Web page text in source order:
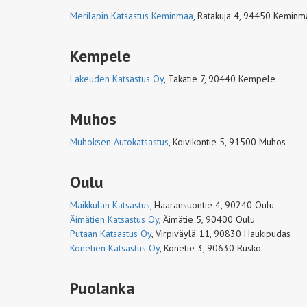
Merilapin Katsastus Keminmaa, Ratakuja 4, 94450
Kempele
Lakeuden Katsastus Oy, Takatie 7, 90440 Kempele
Muhos
Muhoksen Autokatsastus, Koivikontie 5, 91500 Muhos
Oulu
Maikkulan Katsastus, Haaransuontie 4, 90240 Oulu
Äimätien Katsastus Oy, Äimätie 5, 90400 Oulu
Putaan Katsastus Oy, Virpiväylä 11, 90830 Haukipudas
Konetien Katsastus Oy, Konetie 3, 90630 Rusko
Puolanka